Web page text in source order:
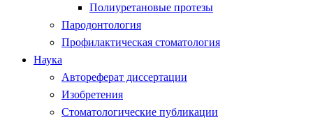
Полиуретановые протезы
Пародонтология
Профилактическая стоматология
Наука
Автореферат диссертации
Изобретения
Стоматологические публикации